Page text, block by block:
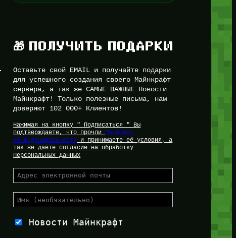
🎁 ПОЛУЧИТЬ ПОДАРКИ
Оставьте свой EMAIL и получайте подарки
для успешного создания своего Майнкрафт
сервера, а так же САМЫЕ ВАЖНЫЕ Новости
Майнкрафт! Только полезные письма, нам
доверяют 102 000+ Клиентов!
Нажимая на кнопку " Подписаться " Вы
подтверждаете, что прочли Политику
Конфиденциальности и принимаете её условия, а
так же даёте согласие на обработку
Персональных Данных
Новости Майнкрафт